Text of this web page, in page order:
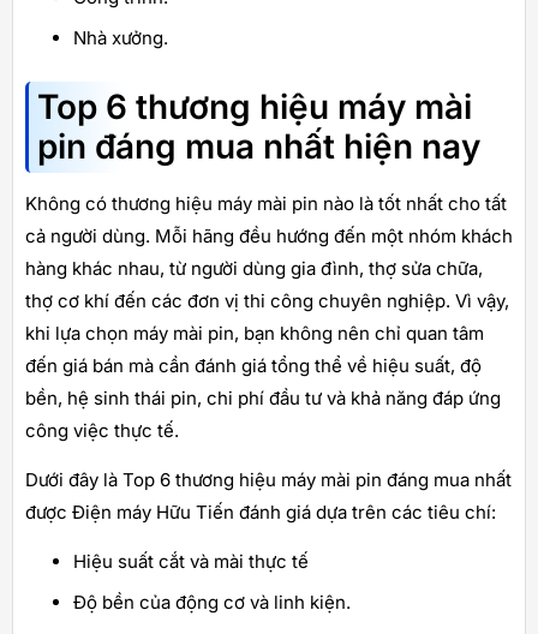
Nhà xưởng.
Top 6 thương hiệu máy mài
pin đáng mua nhất hiện nay
Không có thương hiệu máy mài pin nào là tốt nhất cho tất
cả người dùng. Mỗi hãng đều hướng đến một nhóm khách
hàng khác nhau, từ người dùng gia đình, thợ sửa chữa,
thợ cơ khí đến các đơn vị thi công chuyên nghiệp. Vì vậy,
khi lựa chọn máy mài pin, bạn không nên chỉ quan tâm
đến giá bán mà cần đánh giá tổng thể về hiệu suất, độ
bền, hệ sinh thái pin, chi phí đầu tư và khả năng đáp ứng
công việc thực tế.
Dưới đây là Top 6 thương hiệu máy mài pin đáng mua nhất
được Điện máy Hữu Tiến đánh giá dựa trên các tiêu chí:
Hiệu suất cắt và mài thực tế
Độ bền của động cơ và linh kiện.